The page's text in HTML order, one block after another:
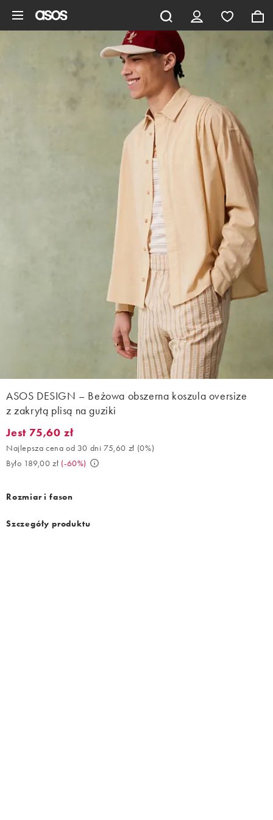
ASOS DESIGN – Beżowa obszerna koszula oversize
z zakrytą plisą na guziki
Jest 75,60 zł. Najlepsza cena od 30 dni 75,60 zł (0%). Było
Jest 75,60 zł
Najlepsza cena od 30 dni 75,60 zł (0%)
Było 189,00 zł (-60%)
Rozmiar i fason
Szczegóły produktu